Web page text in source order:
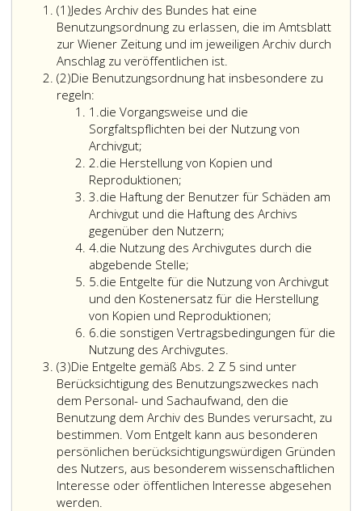
(1)Absatz
eins
Jedes Archiv des Bundes hat eine
Benutzungsordnung zu erlassen, die im Amtsblatt
zur Wiener Zeitung und im jeweiligen Archiv durch
Anschlag zu veröffentlichen ist.
(2)Absatz
2
Die Benutzungsordnung hat insbesondere zu
regeln:
1.Ziffer
eins
die Vorgangsweise und die
Sorgfaltspflichten bei der Nutzung von
Archivgut;
2.Ziffer
2
die Herstellung von Kopien und
Reproduktionen;
3.Ziffer
3
die Haftung der Benutzer für Schäden am
Archivgut und die Haftung des Archivs
gegenüber den Nutzern;
4.Ziffer
4
die Nutzung des Archivgutes durch die
abgebende Stelle;
5.Ziffer
5
die Entgelte für die Nutzung von Archivgut
und den Kostenersatz für die Herstellung
von Kopien und Reproduktionen;
6.Ziffer
6
die sonstigen Vertragsbedingungen für die
Nutzung des Archivgutes.
(3)Absatz
3
Die Entgelte gemäß Abs. 2 Z 5 sind unter
Berücksichtigung des Benutzungszweckes nach
dem Personal- und Sachaufwand, den die
Benutzung dem Archiv des Bundes verursacht, zu
bestimmen. Vom Entgelt kann aus besonderen
persönlichen berücksichtigungswürdigen Gründen
des Nutzers, aus besonderem wissenschaftlichen
Interesse oder öffentlichen Interesse abgesehen
werden.